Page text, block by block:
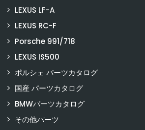
LEXUS LF-A
LEXUS RC-F
Porsche 991/718
LEXUS IS500
ポルシェ パーツカタログ
国産 パーツカタログ
BMWパーツカタログ
その他パーツ